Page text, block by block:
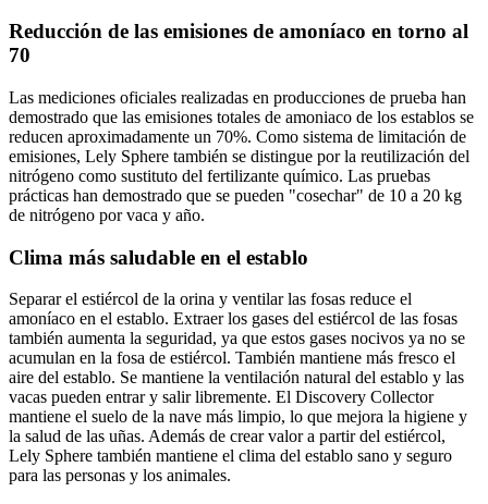
Reducción de las emisiones de amoníaco en torno al
70
Las mediciones oficiales realizadas en producciones de prueba han
demostrado que las emisiones totales de amoniaco de los establos se
reducen aproximadamente un 70%. Como sistema de limitación de
emisiones, Lely Sphere también se distingue por la reutilización del
nitrógeno como sustituto del fertilizante químico. Las pruebas
prácticas han demostrado que se pueden "cosechar" de 10 a 20 kg
de nitrógeno por vaca y año.
Clima más saludable en el establo
Separar el estiércol de la orina y ventilar las fosas reduce el
amoníaco en el establo. Extraer los gases del estiércol de las fosas
también aumenta la seguridad, ya que estos gases nocivos ya no se
acumulan en la fosa de estiércol. También mantiene más fresco el
aire del establo. Se mantiene la ventilación natural del establo y las
vacas pueden entrar y salir libremente. El Discovery Collector
mantiene el suelo de la nave más limpio, lo que mejora la higiene y
la salud de las uñas. Además de crear valor a partir del estiércol,
Lely Sphere también mantiene el clima del establo sano y seguro
para las personas y los animales.